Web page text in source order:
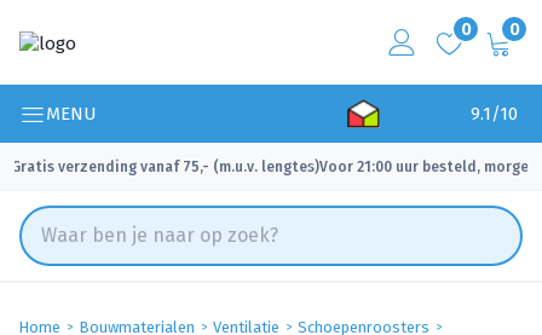
0 0
MENU 9.1/10
Gratis verzending vanaf 75,- (m.u.v. lengtes)
✓ Voor 21:00 uur besteld, morgen
Home Bouwmaterialen Ventilatie
Schoepenroosters